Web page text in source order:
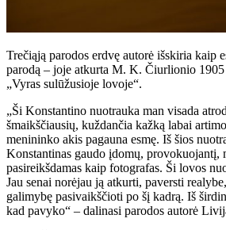
Trečiąją parodos erdvę autorė išskiria kaip
parodą – joje atkurta M. K. Čiurlionio
„Vyras sulūžusioje lovoje“.
„Ši Konstantino nuotrauka man visada
šmaikščiausių, kuždančia kažką labai
menininko akis pagauna esmę. Iš šios
Konstantinas gaudo įdomų, provokuojantį,
pasireikšdamas kaip fotografas. Ši lovos
Jau senai norėjau ją atkurti, paversti
galimybę pasivaikščioti po šį kadrą. Iš
kad pavyko“ – dalinasi parodos autorė